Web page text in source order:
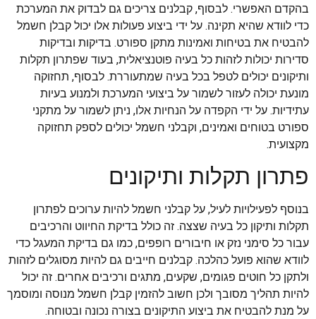
בהקדם האפשרי. לבסוף, קבלנים צריכים גם לבדוק את המערכת
כדי לוודא שהיא תקינה. על ידי ביצוע פעולות אלו יכול קבלן חשמל
להבטיח את בטיחות ואמינות מתקן ספורט. בדיקות ובדיקות
סדירות יכולות לזהות כל בעיה פוטנציאלית, בעוד שפתרון תקלות
ותיקונים יכולים לטפל בכל בעיה שמתעוררת. לבסוף, תחזוקה
מונעת יכולה לעזור לשמור על ביצועי המערכת ולמנוע בעיות
עתידיות. על ידי הקפדה על הנחיות אלו, ניתן לשמור על מתקני
ספורט בטוחים ואמינים, וקבלני חשמל יכולים לספק תחזוקה
מקצועית.
פתרון תקלות ותיקונים
בנוסף לפעילויות לעיל, על קבלני חשמל להיות ערוכים לפתרון
תקלות ותיקון כל בעיה שצצה. זה כולל בדיקת החיווט והרכיבים
עבור כל סימני נזק או חיבורים רופפים, כמו גם בדיקת המעגל כדי
לוודא שהוא פועל כהלכה. קבלנים חייבים גם להיות מסוגלים לזהות
ולתקן כל חוטים פגומים, שקעים, מתגים ורכיבים אחרים. זה יכול
להיות תהליך מסובך ולכן חשוב להזמין קבלן חשמל מנוסה ומוסמך
על מנת להבטיח את ביצוע התיקונים בצורה נכונה ובטוחה.